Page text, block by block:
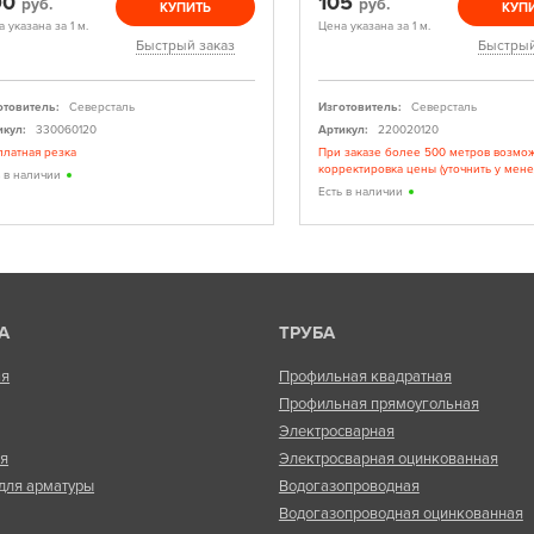
руб.
указана за 1 м.
КУПИТЬ
Быстрый заказ
Северсталь
330060120
резка
в наличии
руб.
Цена указана за 1 м.
Изготовитель:
Северсталь
Артикул:
220020120
При заказе более 500 метров
корректировка цены (уточнить у
Есть в наличии
арматуры
ТРУБА
Профильная квадратная
Профильная прямоугольная
Электросварная
Электросварная оцинкованная
Водогазопроводная
Водогазопроводная оцинкованная